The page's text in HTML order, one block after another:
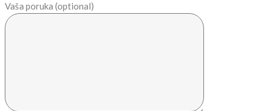
Vaša poruka (optional)